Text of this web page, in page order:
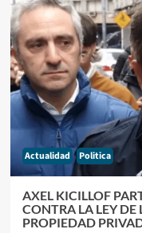
Actualidad Politica
AXEL KICILLOF
CONTRA LA LEY
PROPIEDAD